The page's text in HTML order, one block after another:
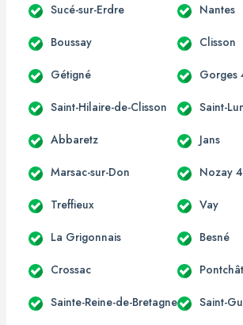
Sucé-sur-Erdre Nantes
Boussay Clisson
Gétigné Gorges
Saint-Hilaire-de-Clisson Saint-
Abbaretz Jans
Marsac-sur-Don Nozay
Treffieux Vay
La Grigonnais Besné
Crossac
Sainte-Reine-de-Bretagne Saint-